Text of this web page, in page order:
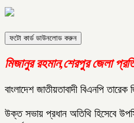
ফটো কার্ড ডাউনলোড করুন
মিজানুর রহমান,শেরপুর জেলা
বাংলাদেশ জাতীয়তাবাদী বিএনপি
উক্ত সভায় প্রধান অতিথি হিসেবে